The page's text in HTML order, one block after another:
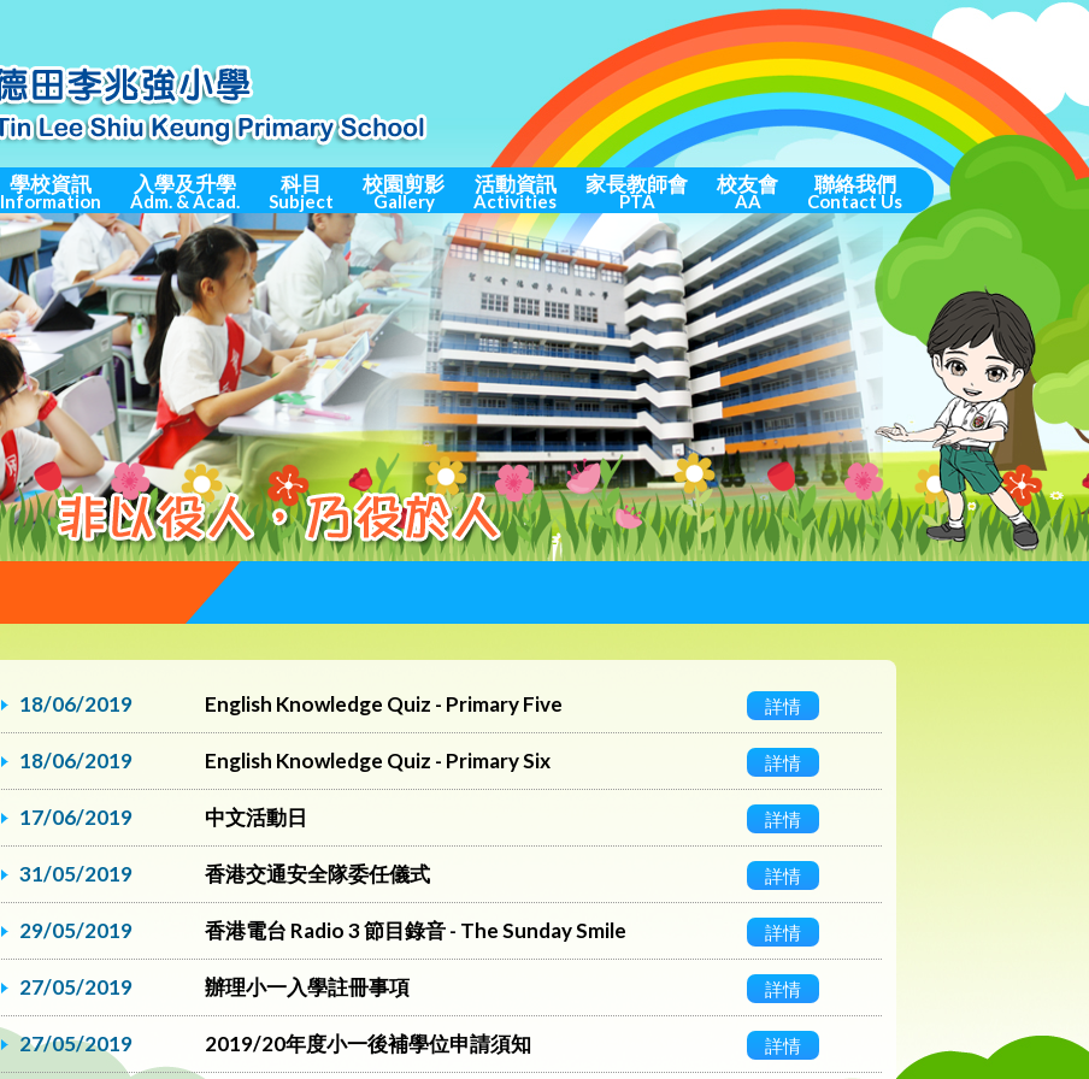
學校資訊
Information
入學及升學
Adm. & Acad.
科目
Subject
校園剪影
Gallery
活動資訊
Activities
家長教師會
PTA
校友會
AA
聯絡我們
Contact Us
18/06/2019 English Knowledge Quiz - Primary Five 詳情
18/06/2019 English Knowledge Quiz - Primary Six 詳情
17/06/2019 中文活動日 詳情
31/05/2019 香港交通安全隊委任儀式 詳情
29/05/2019 香港電台 Radio 3 節目錄音 - The Sunday Smile 詳情
27/05/2019 辦理小一入學註冊事項 詳情
27/05/2019 2019/20年度小一後補學位申請須知 詳情